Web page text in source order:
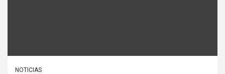
NOTICIAS